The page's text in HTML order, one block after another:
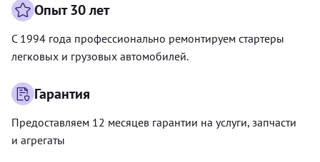
Опыт 30 лет
С 1994 года профессионально ремонтируем стартеры
легковых и грузовых автомобилей.
Гарантия
Предоставляем 12 месяцев гарантии на услуги, запчасти
и агрегаты